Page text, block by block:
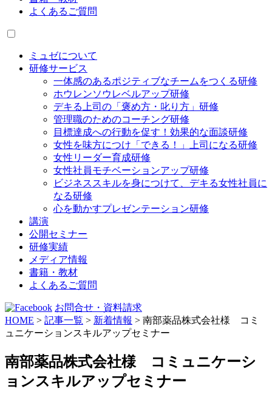
よくあるご質問
ミュゼについて
研修サービス
一体感のあるポジティブなチームをつくる研修
ホウレンソウレベルアップ研修
デキる上司の「褒め方・叱り方」研修
管理職のためのコーチング研修
目標達成への行動を促す！効果的な面談研修
女性を味方につけ「できる！」上司になる研修
女性リーダー育成研修
女性社員モチベーションアップ研修
ビジネススキルを身につけて、デキる女性社員に
なる研修
心を動かすプレゼンテーション研修
講演
公開セミナー
研修実績
メディア情報
書籍・教材
よくあるご質問
お問合せ・資料請求
HOME > 記事一覧 > 新着情報 > 南部薬品株式会社様 コミ
ュニケーションスキルアップセミナー
南部薬品株式会社様 コミュニケーシ
ョンスキルアップセミナー